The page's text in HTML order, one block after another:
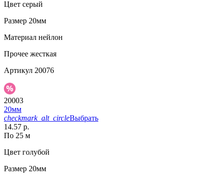
Цвет серый
Размер 20мм
Материал нейлон
Прочее жесткая
Артикул 20076
20003
20мм
checkmark_alt_circleВыбрать
14.57 р.
По 25 м
Цвет голубой
Размер 20мм